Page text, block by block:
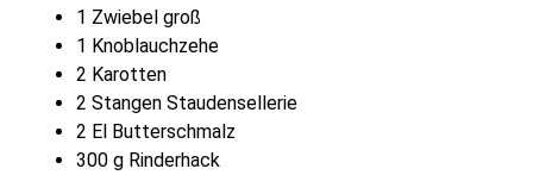
1 Zwiebel groß
1 Knoblauchzehe
2 Karotten
2 Stangen Staudensellerie
2 El Butterschmalz
300 g Rinderhack